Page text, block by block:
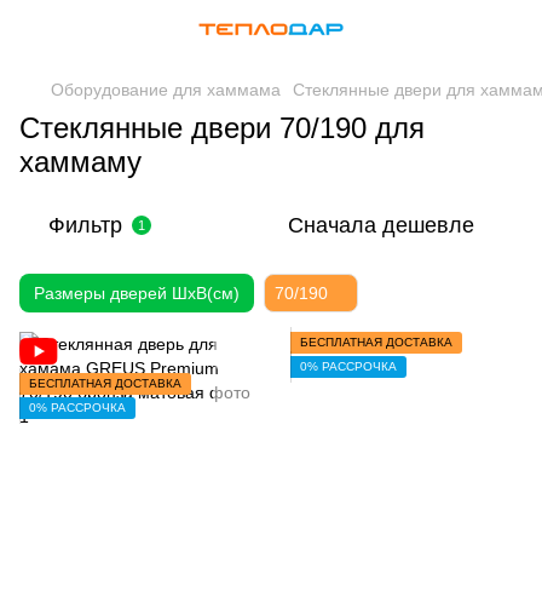
Оборудование для хаммама Стеклянные двери для
Стеклянные двери 70/190 для
хаммаму
Фильтр 1 Сначала дешевле
Размеры дверей ШхВ(см) 70/190
БЕСПЛАТНАЯ ДОСТАВКА
0% РАССРОЧКА
БЕСПЛАТНАЯ ДОСТАВКА
0% РАССРОЧКА